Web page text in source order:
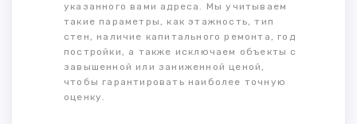
указанного вами адреса. Мы учитываем
такие параметры, как этажность, тип
стен, наличие капитального ремонта, год
постройки, а также исключаем объекты с
завышенной или заниженной ценой,
чтобы гарантировать наиболее точную
оценку.